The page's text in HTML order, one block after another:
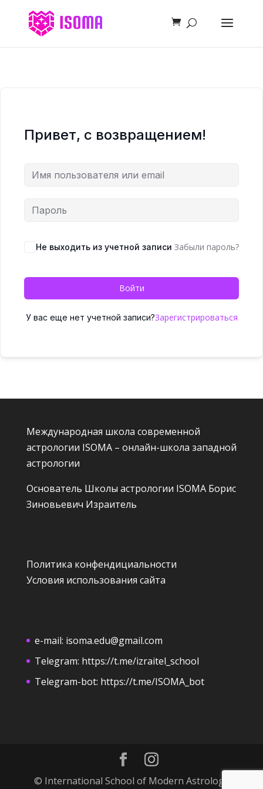
Привет, с возвращением!
Не выходить из учетной записи Забыли пароль?
Войти
У вас еще нет учетной записи?Зарегистрироваться
Международная школа современной
астрологии ISOMA – онлайн-школа западной
астрологии
Основатель Школы астрологии ISOMA Борис
Зиновьевич Израитель
Политика конфендициальности
Условия использования сайта
e-mail: isoma.edu@gmail.com
Telegram: https://t.me/izraitel_school
Telegram-bot: https://t.me/ISOMA_bot
© International School of Modern Astrology